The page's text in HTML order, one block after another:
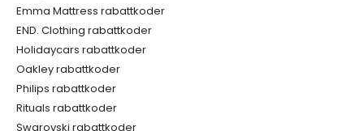
Emma Mattress rabattkoder
END. Clothing rabattkoder
Holidaycars rabattkoder
Oakley rabattkoder
Philips rabattkoder
Rituals rabattkoder
Swarovski rabattkoder